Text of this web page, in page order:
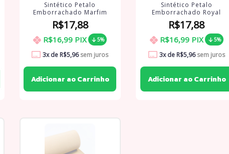
Sintético Petalo
Emborrachado Marfim
R$17,88
R$16,99 PIX 5%
3x de R$5,96sem juros
Sintético Petalo
Emborrachado Royal
R$17,88
R$16,99 PIX 5%
3x de R$5,96sem juros